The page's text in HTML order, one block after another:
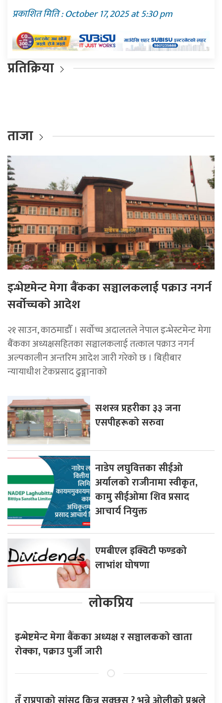
प्रकाशित मिति : October 17, 2025 at 5:30 pm
प्रतिक्रिया
ताजा
इन्भेष्टमेन्ट मेगा बैंकका सञ्चालकलाई पक्राउ नगर्न
सर्वोच्चको आदेश
२१ साउन, काठमाडाैँ । सर्वोच्च अदालतले नेपाल इन्भेस्टमेन्ट मेगा
बैंकका अध्यक्षसहितका सञ्चालकलाई तत्काल पक्राउ नगर्न
अल्पकालीन अन्तरिम आदेश जारी गरेको छ । बिहीबार
न्यायाधीश टेकप्रसाद ढुङ्गानाको
सशस्त्र प्रहरीका ३३ जना
एसपीहरूको सरुवा
नाडेप लघुवित्तका सीईओ
अर्यालको राजीनामा स्वीकृत,
कामु सीईओमा शिव प्रसाद
आचार्य नियुक्त
एमबीएल इक्विटी फण्डको
लाभांश घोषणा
लोकप्रिय
इन्भेष्टमेन्ट मेगा बैंकका अध्यक्ष र सञ्चालकको खाता
रोक्का, पक्राउ पुर्जी जारी